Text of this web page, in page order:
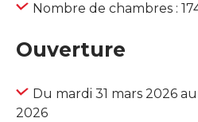
Nombre de chambres :
Ouverture
Du mardi 31 mars 2026
2026